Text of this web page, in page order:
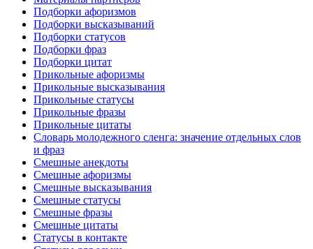
Подборки афоризмов
Подборки высказываний
Подборки статусов
Подборки фраз
Подборки цитат
Прикольные афоризмы
Прикольные высказывания
Прикольные статусы
Прикольные фразы
Прикольные цитаты
Словарь молодежного сленга: значение отдельных слов
и фраз
Смешные анекдоты
Смешные афоризмы
Смешные высказывания
Смешные статусы
Смешные фразы
Смешные цитаты
Статусы в контакте